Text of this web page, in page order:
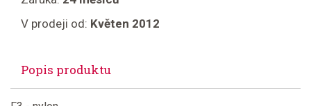
V prodeji od: Květen 2012
Popis produktu